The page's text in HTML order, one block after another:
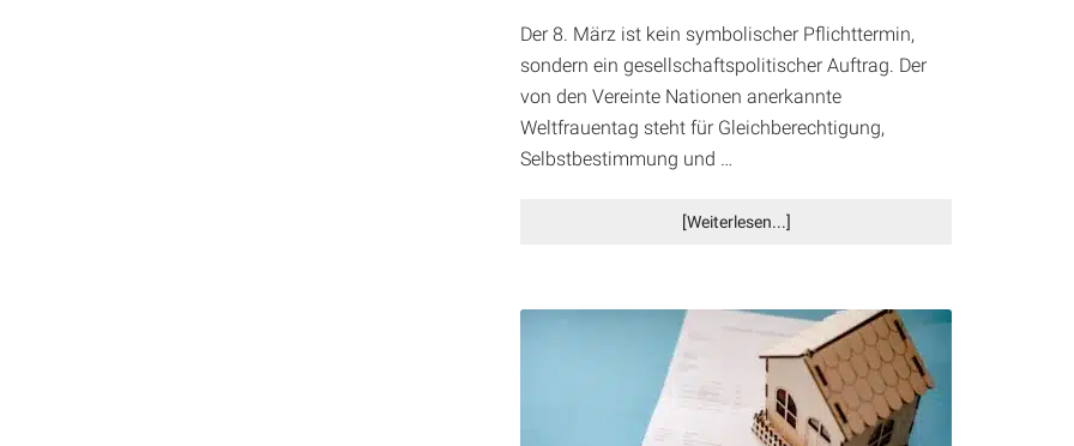
Der 8. März ist kein symbolischer Pflichttermin,
sondern ein gesellschaftspolitischer Auftrag. Der
von den Vereinte Nationen anerkannte
Weltfrauentag steht für Gleichberechtigung,
Selbstbestimmung und …
[Weiterlesen...]Infos
in
Villach:
„DAS
FEST“
und